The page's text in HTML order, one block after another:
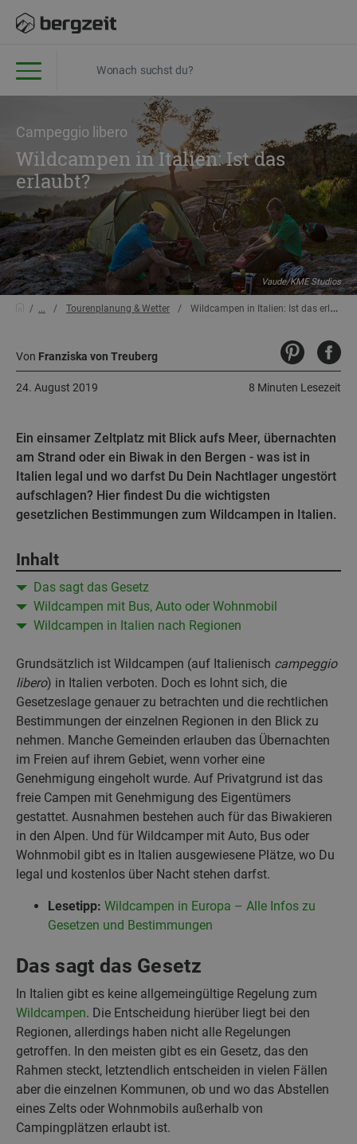
Campeggio libero
Wildcampen in Italien: Ist das
erlaubt?
Vaude/KME Studios
... Tourenplanung & Wetter Wildcampen in Italien: Ist das erlaubt?
Von Franziska von Treuberg
8 Minuten Lesezeit
24. August 2019
Ein einsamer Zeltplatz mit Blick aufs Meer, übernachten
am Strand oder ein Biwak in den Bergen - was ist in
Italien legal und wo darfst Du Dein Nachtlager ungestört
aufschlagen? Hier findest Du die wichtigsten
gesetzlichen Bestimmungen zum Wildcampen in Italien.
Inhalt
Das sagt das Gesetz
Wildcampen mit Bus, Auto oder Wohnmobil
Wildcampen in Italien nach Regionen
Grundsätzlich ist Wildcampen (auf Italienisch campeggio
libero) in Italien verboten. Doch es lohnt sich, die
Gesetzeslage genauer zu betrachten und die rechtlichen
Bestimmungen der einzelnen Regionen in den Blick zu
nehmen. Manche Gemeinden erlauben das Übernachten
im Freien auf ihrem Gebiet, wenn vorher eine
Genehmigung eingeholt wurde. Auf Privatgrund ist das
freie Campen mit Genehmigung des Eigentümers
gestattet. Ausnahmen bestehen auch für das Biwakieren
in den Alpen. Und für Wildcamper mit Auto, Bus oder
Wohnmobil gibt es in Italien ausgewiesene Plätze, wo Du
legal und kostenlos über Nacht stehen darfst.
Lesetipp: Wildcampen in Europa – Alle Infos zu
Gesetzen und Bestimmungen
Das sagt das Gesetz
In Italien gibt es keine allgemeingültige Regelung zum
Wildcampen. Die Entscheidung hierüber liegt bei den
Regionen, allerdings haben nicht alle Regelungen
getroffen. In den meisten gibt es ein Gesetz, das den
Rahmen steckt, letztendlich entscheiden in vielen Fällen
aber die einzelnen Kommunen, ob und wo das Abstellen
eines Zelts oder Wohnmobils außerhalb von
Campingplätzen erlaubt ist.